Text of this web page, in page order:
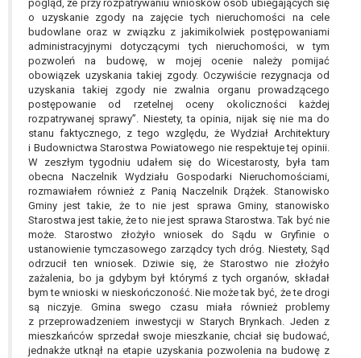
pogląd, że przy rozpatrywaniu wniosków osób ubiegających się
o uzyskanie zgody na zajęcie tych nieruchomości na cele
budowlane oraz w związku z jakimikolwiek postępowaniami
administracyjnymi dotyczącymi tych nieruchomości, w tym
pozwoleń na budowę, w mojej ocenie należy pomijać
obowiązek uzyskania takiej zgody. Oczywiście rezygnacja od
uzyskania takiej zgody nie zwalnia organu prowadzącego
postępowanie od rzetelnej oceny okoliczności każdej
rozpatrywanej sprawy”. Niestety, ta opinia, nijak się nie ma do
stanu faktycznego, z tego względu, że Wydział Architektury
i Budownictwa Starostwa Powiatowego nie respektuje tej opinii.
W zeszłym tygodniu udałem się do Wicestarosty, była tam
obecna Naczelnik Wydziału Gospodarki Nieruchomościami,
rozmawiałem również z Panią Naczelnik Drążek. Stanowisko
Gminy jest takie, że to nie jest sprawa Gminy, stanowisko
Starostwa jest takie, że to nie jest sprawa Starostwa. Tak być nie
może. Starostwo złożyło wniosek do Sądu w Gryfinie o
ustanowienie tymczasowego zarządcy tych dróg. Niestety, Sąd
odrzucił ten wniosek. Dziwie się, że Starostwo nie złożyło
zażalenia, bo ja gdybym był którymś z tych organów, składał
bym te wnioski w nieskończoność. Nie może tak być, że te drogi
są niczyje. Gmina swego czasu miała również problemy
z przeprowadzeniem inwestycji w Starych Brynkach. Jeden z
mieszkańców sprzedał swoje mieszkanie, chciał się budować,
jednakże utknął na etapie uzyskania pozwolenia na budowę z
zautomatyzowanemu podejmowaniu decyzji, w
tym również profilowaniu.